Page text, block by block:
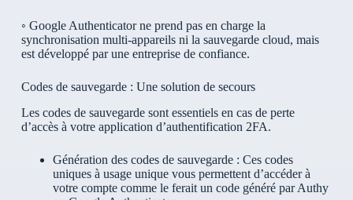
◦ Google Authenticator ne prend pas en charge la
synchronisation multi-appareils ni la sauvegarde cloud, mais
est développé par une entreprise de confiance.
Codes de sauvegarde : Une solution de secours
Les codes de sauvegarde sont essentiels en cas de perte
d’accès à votre application d’authentification 2FA.
Génération des codes de sauvegarde : Ces codes
uniques à usage unique vous permettent d’accéder à
votre compte comme le ferait un code généré par Authy